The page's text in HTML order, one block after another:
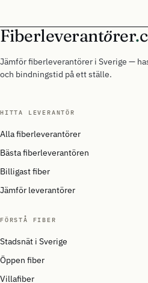
Fiberleverantörer.
Jämför fiberleverantörer i Sverige —
och bindningstid på ett ställe.
HITTA LEVERANTÖR
Alla fiberleverantörer
Bästa fiberleverantören
Billigast fiber
Jämför leverantörer
FÖRSTÅ FIBER
Stadsnät i Sverige
Öppen fiber
Villafiber